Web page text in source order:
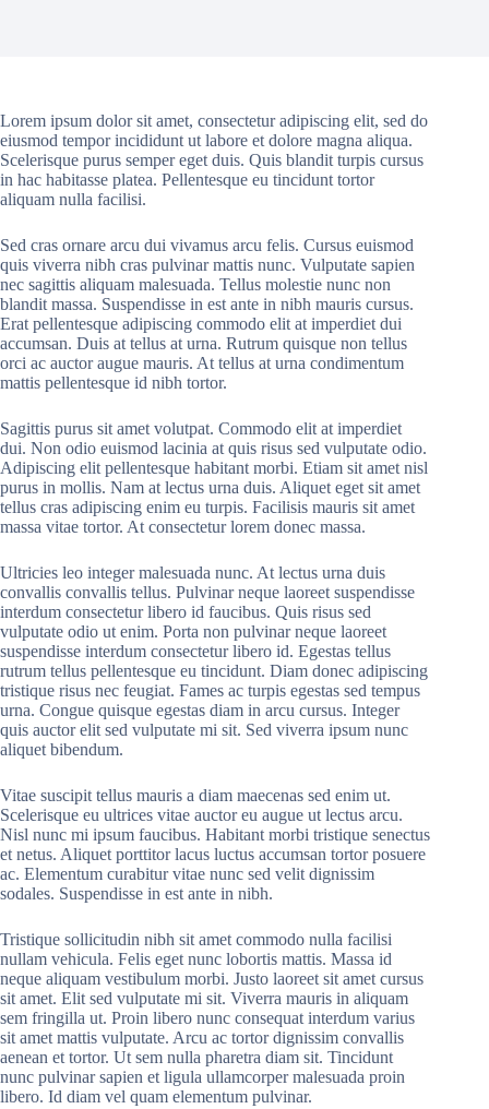
Lorem ipsum dolor sit amet, consectetur adipiscing elit, sed do
eiusmod tempor incididunt ut labore et dolore magna aliqua.
Scelerisque purus semper eget duis. Quis blandit turpis cursus
in hac habitasse platea. Pellentesque eu tincidunt tortor
aliquam nulla facilisi.
Sed cras ornare arcu dui vivamus arcu felis. Cursus euismod
quis viverra nibh cras pulvinar mattis nunc. Vulputate sapien
nec sagittis aliquam malesuada. Tellus molestie nunc non
blandit massa. Suspendisse in est ante in nibh mauris cursus.
Erat pellentesque adipiscing commodo elit at imperdiet dui
accumsan. Duis at tellus at urna. Rutrum quisque non tellus
orci ac auctor augue mauris. At tellus at urna condimentum
mattis pellentesque id nibh tortor.
Sagittis purus sit amet volutpat. Commodo elit at imperdiet
dui. Non odio euismod lacinia at quis risus sed vulputate odio.
Adipiscing elit pellentesque habitant morbi. Etiam sit amet nisl
purus in mollis. Nam at lectus urna duis. Aliquet eget sit amet
tellus cras adipiscing enim eu turpis. Facilisis mauris sit amet
massa vitae tortor. At consectetur lorem donec massa.
Ultricies leo integer malesuada nunc. At lectus urna duis
convallis convallis tellus. Pulvinar neque laoreet suspendisse
interdum consectetur libero id faucibus. Quis risus sed
vulputate odio ut enim. Porta non pulvinar neque laoreet
suspendisse interdum consectetur libero id. Egestas tellus
rutrum tellus pellentesque eu tincidunt. Diam donec adipiscing
tristique risus nec feugiat. Fames ac turpis egestas sed tempus
urna. Congue quisque egestas diam in arcu cursus. Integer
quis auctor elit sed vulputate mi sit. Sed viverra ipsum nunc
aliquet bibendum.
Vitae suscipit tellus mauris a diam maecenas sed enim ut.
Scelerisque eu ultrices vitae auctor eu augue ut lectus arcu.
Nisl nunc mi ipsum faucibus. Habitant morbi tristique senectus
et netus. Aliquet porttitor lacus luctus accumsan tortor posuere
ac. Elementum curabitur vitae nunc sed velit dignissim
sodales. Suspendisse in est ante in nibh.
Tristique sollicitudin nibh sit amet commodo nulla facilisi
nullam vehicula. Felis eget nunc lobortis mattis. Massa id
neque aliquam vestibulum morbi. Justo laoreet sit amet cursus
sit amet. Elit sed vulputate mi sit. Viverra mauris in aliquam
sem fringilla ut. Proin libero nunc consequat interdum varius
sit amet mattis vulputate. Arcu ac tortor dignissim convallis
aenean et tortor. Ut sem nulla pharetra diam sit. Tincidunt
nunc pulvinar sapien et ligula ullamcorper malesuada proin
libero. Id diam vel quam elementum pulvinar.